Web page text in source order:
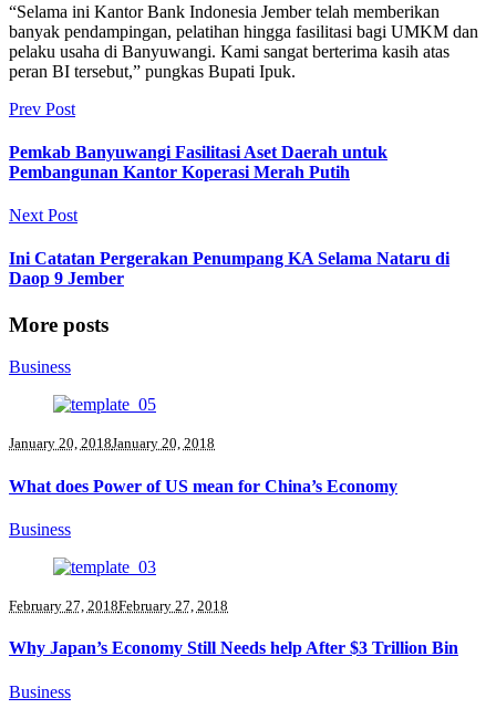
“Selama ini Kantor Bank Indonesia Jember telah memberikan
banyak pendampingan, pelatihan hingga fasilitasi bagi UMKM dan
pelaku usaha di Banyuwangi. Kami sangat berterima kasih atas
peran BI tersebut,” pungkas Bupati Ipuk.
Prev Post
Pemkab Banyuwangi Fasilitasi Aset Daerah untuk
Pembangunan Kantor Koperasi Merah Putih
Next Post
Ini Catatan Pergerakan Penumpang KA Selama Nataru di
Daop 9 Jember
More posts
Business
January 20, 2018January 20, 2018
What does Power of US mean for China’s Economy
Business
February 27, 2018February 27, 2018
Why Japan’s Economy Still Needs help After $3 Trillion Bin
Business